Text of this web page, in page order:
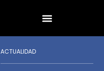
ACTUALIDAD